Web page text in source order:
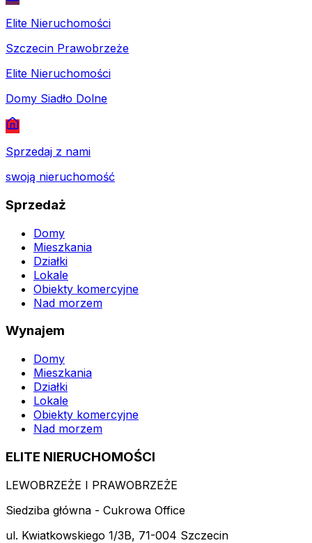
Elite Nieruchomości
Szczecin Prawobrzeże
Elite Nieruchomości
Domy Siadło Dolne
Sprzedaj z nami
swoją nieruchomość
Sprzedaż
Domy
Mieszkania
Działki
Lokale
Obiekty komercyjne
Nad morzem
Wynajem
Domy
Mieszkania
Działki
Lokale
Obiekty komercyjne
Nad morzem
ELITE NIERUCHOMOŚCI
LEWOBRZEŻE I PRAWOBRZEŻE
Siedziba główna - Cukrowa Office
ul. Kwiatkowskiego 1/3B, 71-004 Szczecin